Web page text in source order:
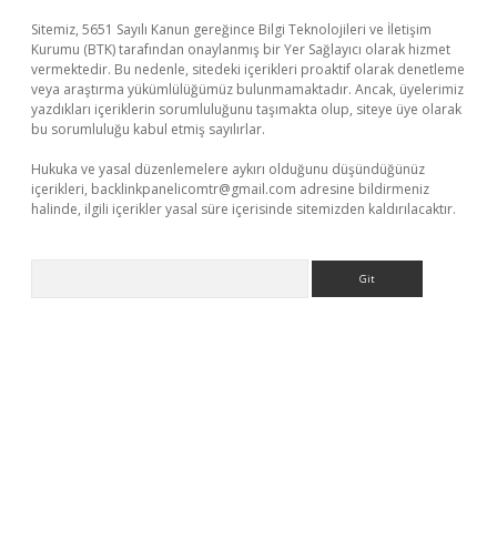
Sitemiz, 5651 Sayılı Kanun gereğince Bilgi Teknolojileri ve İletişim
Kurumu (BTK) tarafından onaylanmış bir Yer Sağlayıcı olarak hizmet
vermektedir. Bu nedenle, sitedeki içerikleri proaktif olarak denetleme
veya araştırma yükümlülüğümüz bulunmamaktadır. Ancak, üyelerimiz
yazdıkları içeriklerin sorumluluğunu taşımakta olup, siteye üye olarak
bu sorumluluğu kabul etmiş sayılırlar.
Hukuka ve yasal düzenlemelere aykırı olduğunu düşündüğünüz
içerikleri, backlinkpanelicomtr@gmail.com adresine bildirmeniz
halinde, ilgili içerikler yasal süre içerisinde sitemizden kaldırılacaktır.